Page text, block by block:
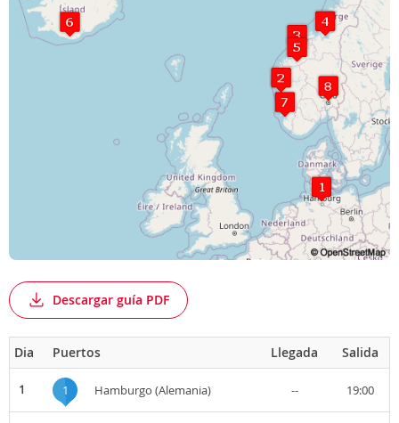
Descargar guía PDF
Dia Puertos Llegada Salida
1 1 Hamburgo (Alemania) -- 19:00